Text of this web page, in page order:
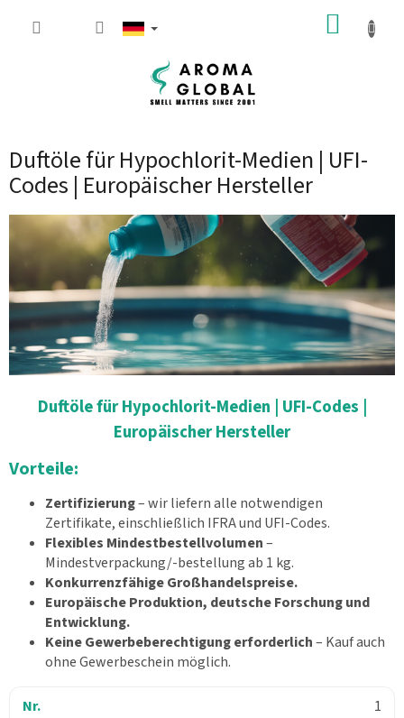
Duftöle für Hypochlorit-Medien | UFI-
Codes | Europäischer Hersteller
Duftöle für Hypochlorit-Medien | UFI-Codes |
Europäischer Hersteller
Vorteile:
Zertifizierung– wir liefern alle notwendigen
Zertifikate, einschließlich IFRA und UFI-Codes.
Flexibles Mindestbestellvolumen–
Mindestverpackung/-bestellung ab 1 kg.
Konkurrenzfähige Großhandelspreise.
Europäische Produktion, deutsche Forschung und
Entwicklung.
Keine Gewerbeberechtigung erforderlich– Kauf auch
ohne Gewerbeschein möglich.
1